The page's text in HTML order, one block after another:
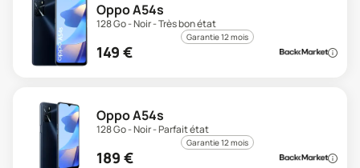
Oppo A54s
128 Go - Noir - Très bon état
Garantie 12 mois
149 €
Oppo A54s
128 Go - Noir - Parfait état
Garantie 12 mois
189 €